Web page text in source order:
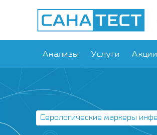
Анализы Услуги
Серологические маркеры